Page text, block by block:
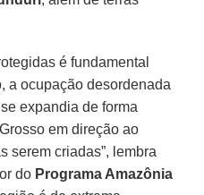
é fundamental
a ocupação desordenada
expandia de forma
em direção ao
serem criadas”, lembra
do Programa Amazônia